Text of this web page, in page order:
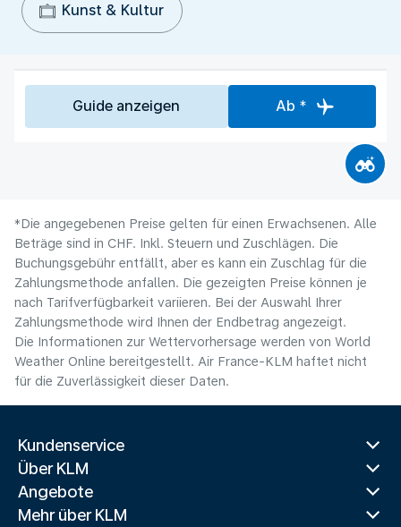
Kunst & Kultur
Guide anzeigen Ab *
*Die angegebenen Preise gelten für einen Erwachsenen. Alle
Beträge sind in CHF. Inkl. Steuern und Zuschlägen. Die
Buchungsgebühr entfällt, aber es kann ein Zuschlag für die
Zahlungsmethode anfallen. Die gezeigten Preise können je
nach Tarifverfügbarkeit variieren. Bei der Auswahl Ihrer
Zahlungsmethode wird Ihnen der Endbetrag angezeigt.
Die Informationen zur Wettervorhersage werden von World
Weather Online bereitgestellt. Air France-KLM haftet nicht
für die Zuverlässigkeit dieser Daten.
Kundenservice
Über KLM
Angebote
Mehr über KLM